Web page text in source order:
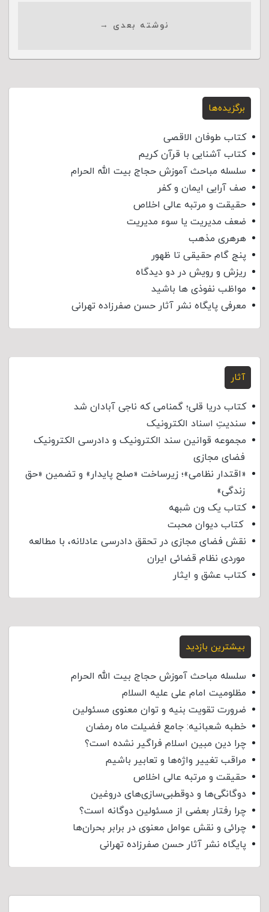
نوشته بعدی →
برگزیده‌ها
کتاب طوفان الاقصی
کتاب آشنایی با قرآن کریم
سلسله مباحث آموزش حجاج بیت الله الحرام
صف آرایی ایمان و کفر
حقیقت و مرتبه عالی اخلاص
ضعف مدیریت یا سوء مدیریت
هرهری مذهب
پنج گام حقیقی تا ظهور
ریزش و رویش در دو دیدگاه
مواظب نفوذی‌ ها باشید
معرفی پایگاه نشر آثار حسن صفرزاده تهرانی
آثار
کتاب دریا قلی؛ گمنامی که ناجی آبادان شد
سندیتِ اسناد الکترونیک
مجموعه قوانین سند الکترونیک و دادرسی الکترونیک
فضای مجازی
«اقتدار نظامی»؛ زیرساخت «صلح پایدار» و تضمین «حق
زندگی»
کتاب یک ون شبهه
کتاب دیوان محبت
نقش فضای مجازی در تحقق دادرسی عادلانه، با مطالعه
موردی نظام قضائی ایران
کتاب عشق و ایثار
بیشترین بازدید
سلسله مباحث آموزش حجاج بیت الله الحرام
مظلومیت امام علی علیه السلام
ضرورت تقویت بنیه و توان معنوی مسئولین
خطبه شعبانیه: جامع فضیلت ماه رمضان
چرا دین مبین اسلام فراگیر نشده است؟
مراقب تغییر واژه‌ها و تعابیر باشیم
حقیقت و مرتبه عالی اخلاص
دوگانگی‌ها و دوقطبی‌سازی‌های دروغین
چرا رفتار بعضی از مسئولین دوگانه است؟
چرائی و نقش عوامل معنوی در برابر بحران‌ها
پایگاه نشر آثار حسن صفرزاده تهرانی